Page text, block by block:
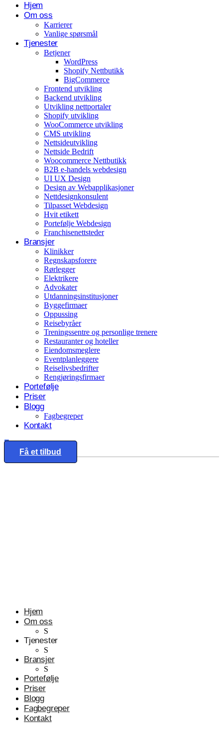
Hjem
Om oss
Karrierer
Vanlige spørsmål
Tjenester
Betjener
WordPress
Shopify Nettbutikk
BigCommerce
Frontend utvikling
Backend utvikling
Utvikling nettportaler
Shopify utvikling
WooCommerce utvikling
CMS utvikling
Nettsideutvikling
Nettside Bedrift
Woocommerce Nettbutikk
B2B e-handels webdesign
UI UX Design
Design av Webapplikasjoner
Nettdesignkonsulent
Tilpasset Webdesign
Hvit etikett
Portefølje Webdesign
Franchisenettsteder
Bransjer
Klinikker
Regnskapsforere
Rørlegger
Elektrikere
Advokater
Utdanningsinstitusjoner
Byggefirmaer
Oppussing
Reisebyråer
Treningssentre og personlige trenere
Restauranter og hoteller
Eiendomsmeglere
Eventplanleggere
Reiselivsbedrifter
Rengjøringsfirmaer
Portefølje
Priser
Blogg
Fagbegreper
Kontakt
Eng
Få et tilbud
Hjem
Om oss
S
Tjenester
S
Bransjer
S
Portefølje
Priser
Blogg
Fagbegreper
Kontakt
Arrangementer og opplevelser
Eventplanleggere